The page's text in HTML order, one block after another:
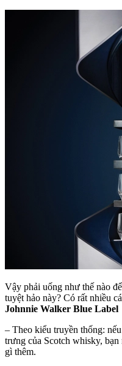
Vậy phải uống như thế nào
tuyệt hảo này? Có rất nhiều
Johnnie Walker Blue Label
– Theo kiểu truyền thống:
trưng của Scotch whisky,
gì thêm.